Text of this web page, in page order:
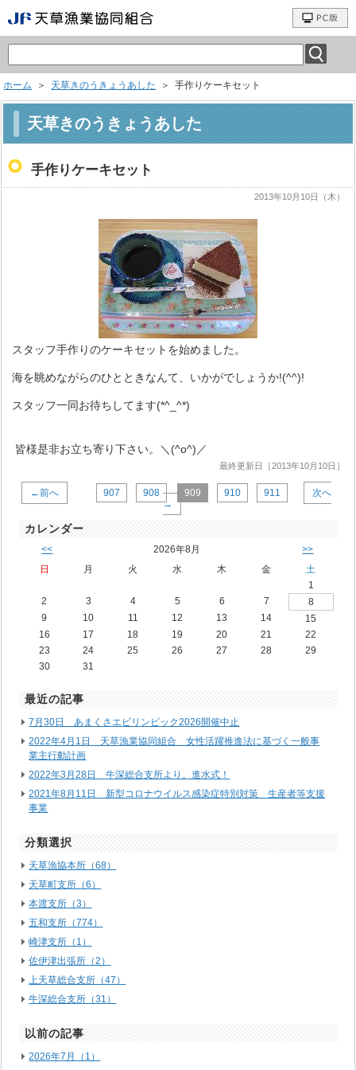
ホーム ＞ 天草きのうきょうあした ＞ 手作りケーキセット
天草きのうきょうあした
手作りケーキセット
2013年10月10日（木）
スタッフ手作りのケーキセットを始めました。
海を眺めながらのひとときなんて、いかがでしょうか!(^^)!
スタッフ一同お待ちしてます(*^_^*)
皆様是非お立ち寄り下さい。＼(^o^)／
最終更新日［2013年10月10日］
←前へ 907 908 909 910 911
次へ
→
カレンダー
<< 2026年8月 >>
日 月 火 水 木 金
土
1
2
3 4 5 6 7
8
9
10 11 12 13 14
15
16
17 18 19 20 21
22
23
24 25 26 27 28
29
30
31
最近の記事
7月30日 あまくさエビリンピック2026開催中止
2022年4月1日 天草漁業協同組合 女性活躍推進法に基づく一般事
業主行動計画
2022年3月28日 牛深総合支所より。進水式！
2021年8月11日 新型コロナウイルス感染症特別対策 生産者等支援
事業
分類選択
天草漁協本所（68）
天草町支所（6）
本渡支所（3）
五和支所（774）
崎津支所（1）
佐伊津出張所（2）
上天草総合支所（47）
牛深総合支所（31）
以前の記事
2026年7月（1）